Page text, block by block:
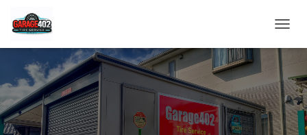
ビ
ゲ
ー
シ
ョ
ン
を